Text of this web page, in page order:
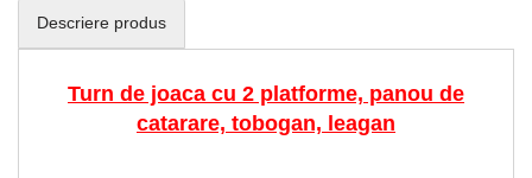
Descriere produs
Turn de joaca cu 2 platforme, panou de
catarare, tobogan, leagan